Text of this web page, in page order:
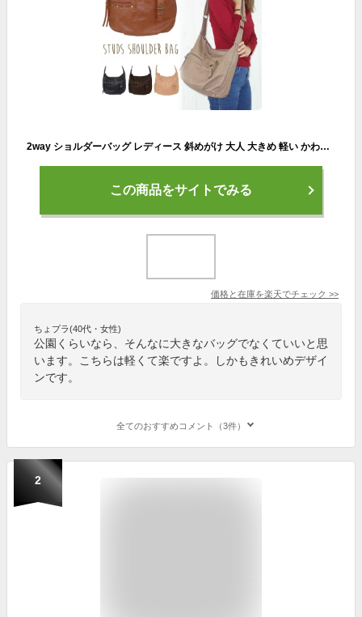
2way ショルダーバッグ レディース 斜めがけ 大人 大きめ 軽い かわいい A4 レザー 通勤 通学 シンプル 小さめ ミニ ショルダー 通勤バッグ ポケット たくさん バッグ 大容量 マザーズバッグ ママ 軽量 ママバッグ 可愛い 黒 合皮 ポケット 旅行
この商品をサイトでみる
価格と在庫を楽天でチェック >>
ちょプラ(40代・女性)
公園くらいなら、そんなに大きなバッグでなくていいと思
います。こちらは軽くて楽ですよ。しかもきれいめデザイ
ンです。
全てのおすすめコメント（3件）
2